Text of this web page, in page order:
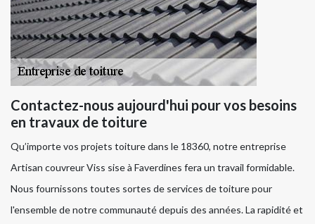
Contactez-nous aujourd'hui pour vos besoins
en travaux de toiture
Qu’importe vos projets toiture dans le 18360, notre entreprise
Artisan couvreur Viss sise à Faverdines fera un travail formidable.
Nous fournissons toutes sortes de services de toiture pour
l'ensemble de notre communauté depuis des années. La rapidité et